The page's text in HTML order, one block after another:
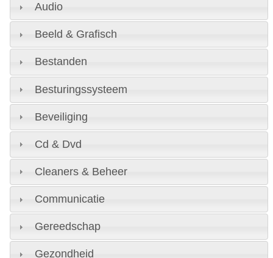
Audio
Beeld & Grafisch
Bestanden
Besturingssysteem
Beveiliging
Cd & Dvd
Cleaners & Beheer
Communicatie
Gereedschap
Gezondheid